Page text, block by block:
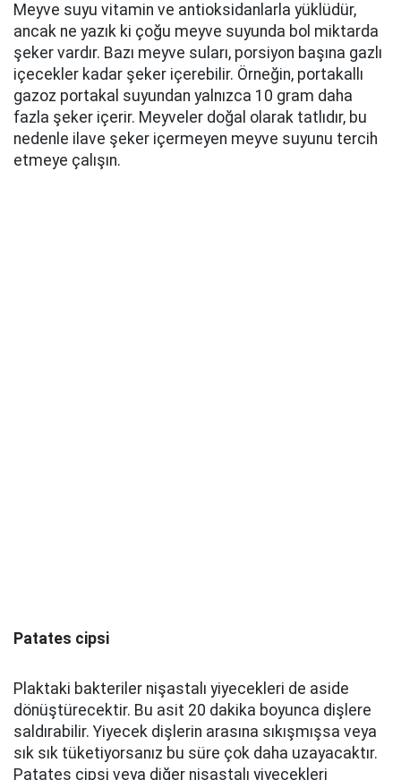
Meyve suyu vitamin ve antioksidanlarla yüklüdür,
ancak ne yazık ki çoğu meyve suyunda bol miktarda
şeker vardır. Bazı meyve suları, porsiyon başına gazlı
içecekler kadar şeker içerebilir. Örneğin, portakallı
gazoz portakal suyundan yalnızca 10 gram daha
fazla şeker içerir. Meyveler doğal olarak tatlıdır, bu
nedenle ilave şeker içermeyen meyve suyunu tercih
etmeye çalışın.
Patates cipsi
Plaktaki bakteriler nişastalı yiyecekleri de aside
dönüştürecektir. Bu asit 20 dakika boyunca dişlere
saldırabilir. Yiyecek dişlerin arasına sıkışmışsa veya
sık sık tüketiyorsanız bu süre çok daha uzayacaktır.
Patates cipsi veya diğer nişastalı yiyecekleri